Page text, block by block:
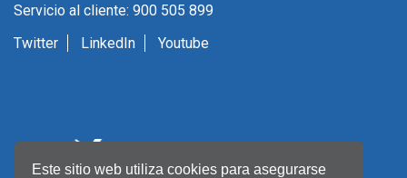
Este sitio web utiliza cookies para asegurarse
Servicio al cliente: 900 505 899
Twitter
LinkedIn Youtube